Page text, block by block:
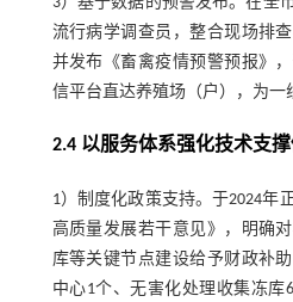
流行病学调查员，整合现场排
并发布《畜禽疫情预警预报》
信平台直达养殖场（户），为一
2.4 以服务体系强化技术支
1）制度化政策支持。于2024年
高质量发展若干意见》，明确
库等关键节点建设给予财政补
中心1个、无害化处理收集冻